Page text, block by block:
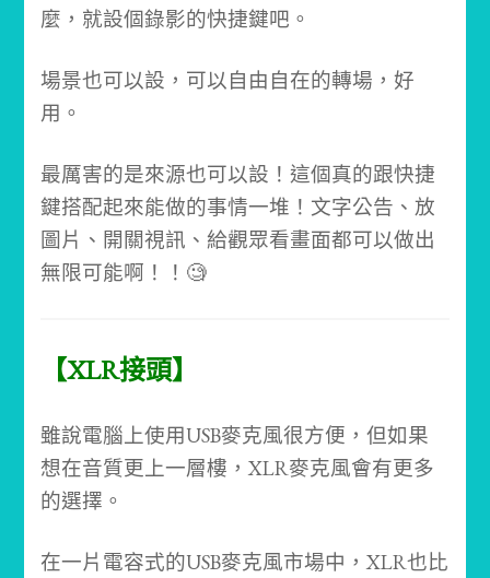
麼，就設個錄影的快捷鍵吧。
場景也可以設，可以自由自在的轉場，好
用。
最厲害的是來源也可以設！這個真的跟快捷
鍵搭配起來能做的事情一堆！文字公告、放
圖片、開關視訊、給觀眾看畫面都可以做出
無限可能啊！！🧐
【XLR接頭】
雖說電腦上使用USB麥克風很方便，但如果
想在音質更上一層樓，XLR麥克風會有更多
的選擇。
在一片電容式的USB麥克風市場中，XLR也比